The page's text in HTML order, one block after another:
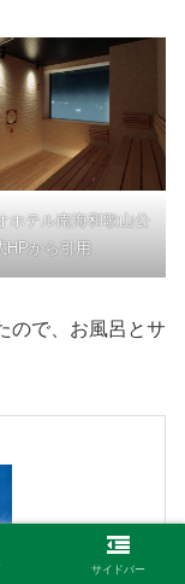
ホテル南海和歌山公
HPから引用
ので、お風呂とサ
サイドバー